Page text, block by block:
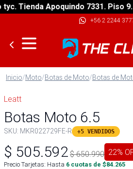
Tienda Apoquindo 7331. Piso 9.
+56 2 2244
Inicio/Moto/Botas de Moto/Botas de
Leatt
Botas Moto 6.5
SKU: MKR022729FE-R +5 VENDIDOS
$ 505.592 $650.990 22%
Precio Tarjetas: Hasta 6 cuotas de $84.265